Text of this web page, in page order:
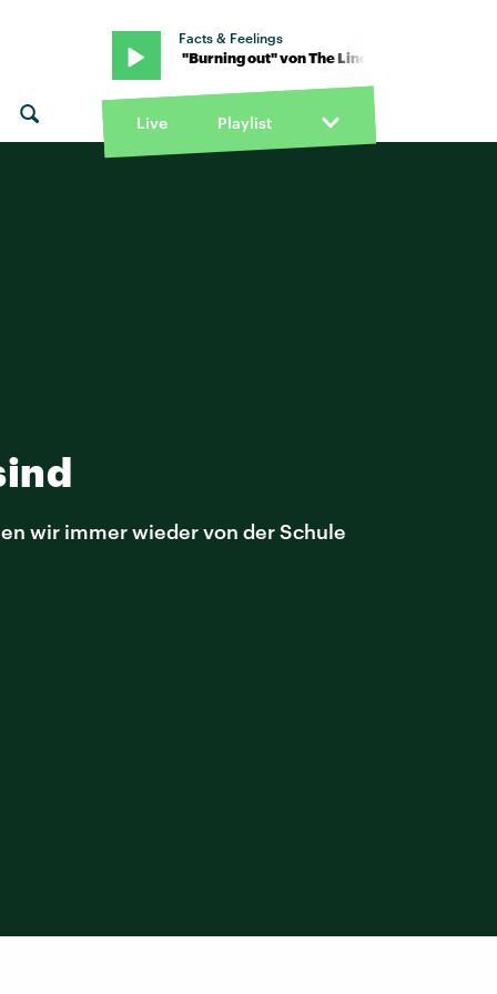
Facts & Feelings
Lindas · "Burning out" von The Linda Lindas · "Burning out"
Live Playlist
wir immer wieder von der Schule